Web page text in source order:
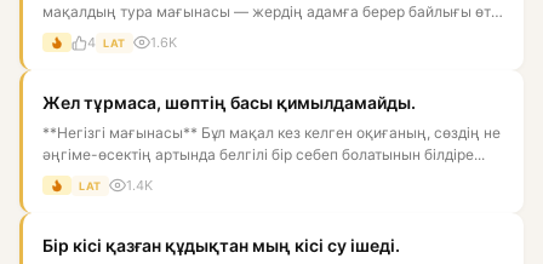
мақалдың тура мағынасы — жердің адамға берер байлығы өте
көп, он...
4 LAT 1.6K
Жел тұрмаса, шөптің басы қимылдамайды.
**Негізгі мағынасы** Бұл мақал кез келген оқиғаның, сөздің не
әңгіме-өсектің артында белгілі бір себеп болатынын білдіре...
LAT 1.4K
Бір кісі қазған құдықтан мың кісі су ішеді.